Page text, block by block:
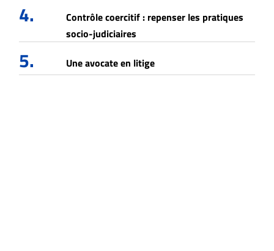
4.
Contrôle coercitif : repenser les pratiques
socio-judiciaires
5. Une avocate en litige